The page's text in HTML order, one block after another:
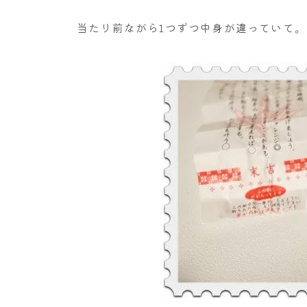
当たり前ながら1つずつ中身が違っていて